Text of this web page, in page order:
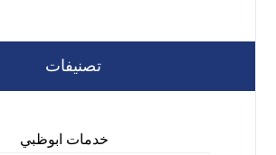
تصنيفات
خدمات ابوظبي